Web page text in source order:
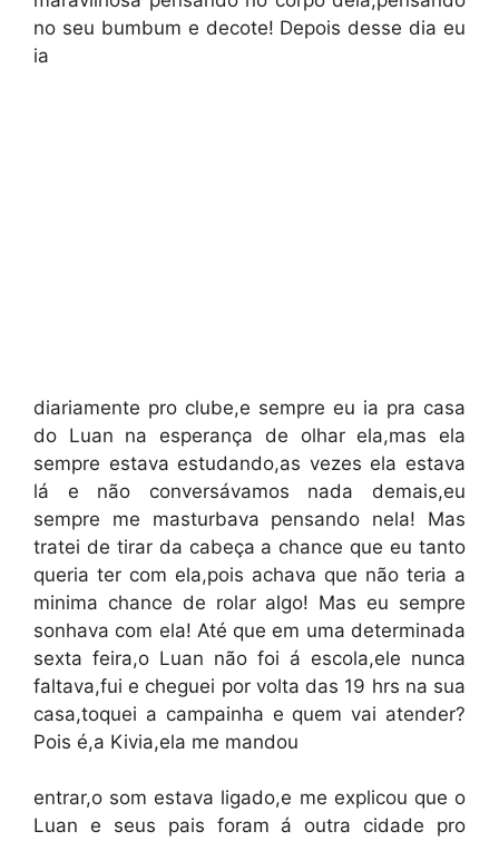
no seu bumbum e decote! Depois desse dia eu
ia
diariamente pro clube,e sempre eu ia pra casa
do Luan na esperança de olhar ela,mas ela
sempre estava estudando,as vezes ela estava
lá e não conversávamos nada demais,eu
sempre me masturbava pensando nela! Mas
tratei de tirar da cabeça a chance que eu tanto
queria ter com ela,pois achava que não teria a
minima chance de rolar algo! Mas eu sempre
sonhava com ela! Até que em uma determinada
sexta feira,o Luan não foi á escola,ele nunca
faltava,fui e cheguei por volta das 19 hrs na sua
casa,toquei a campainha e quem vai atender?
Pois é,a Kivia,ela me mandou
entrar,o som estava ligado,e me explicou que o
Luan e seus pais foram á outra cidade pro